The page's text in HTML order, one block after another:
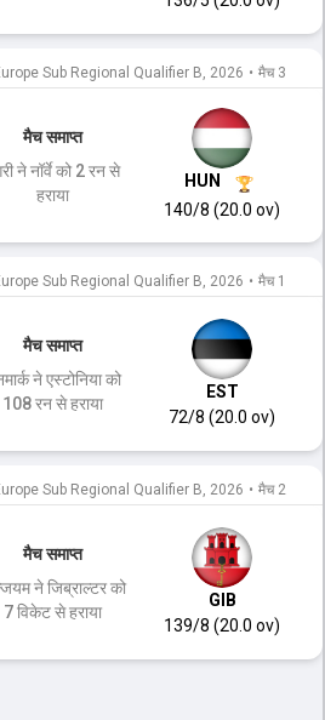
Sub Regional Qualifier B, 2026 • मैच 3
मैच समाप्त
ने नॉर्वे को 2 रन से
हराया
HUN
140/8 (20.0 ov)
Sub Regional Qualifier B, 2026 • मैच 1
मैच समाप्त
ने एस्टोनिया को
108 रन से हराया
EST
72/8 (20.0 ov)
Sub Regional Qualifier B, 2026 • मैच 2
मैच समाप्त
ने जिब्राल्टर को
7 विकेट से हराया
GIB
139/8 (20.0 ov)